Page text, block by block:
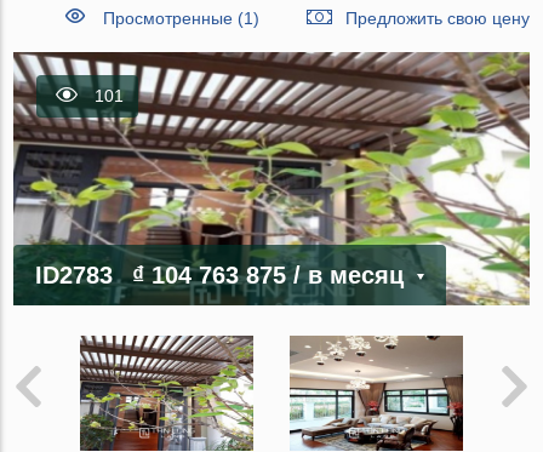
Просмотренные (1)
Предложить свою цену
101
ID2783 ₫ 104 763 875/ в месяц